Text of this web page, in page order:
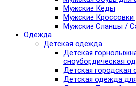
Мужские Кеды
Мужские Кроссовки
Мужские Сланцы /
Одежда
Детская одежда
Детская
сноубордическая
Детская городская
Детская одежда